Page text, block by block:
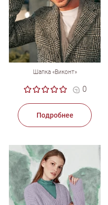
Шапка «Виконт»
0
Подробнее